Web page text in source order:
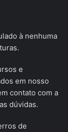
à nenhuma
e
em nosso
contato com a
dúvidas.
de